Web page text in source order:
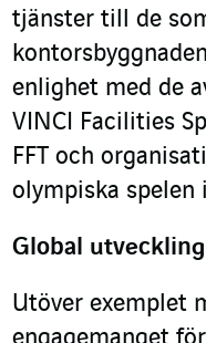
tjänster till de
enlighet med de
VINCI Facilities
FFT och
olympiska spelen
Global utveckling
Utöver exemplet